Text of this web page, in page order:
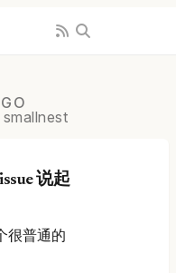
GO
说起
很普通的